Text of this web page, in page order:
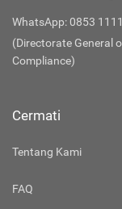
WhatsApp: 0853
(Directorate General
Compliance)
Cermati
Tentang Kami
FAQ